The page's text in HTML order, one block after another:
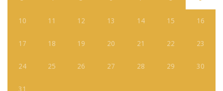
10 11 12 13 14 15 16
17 18 19 20 21 22 23
24 25 26 27 28 29 30
31